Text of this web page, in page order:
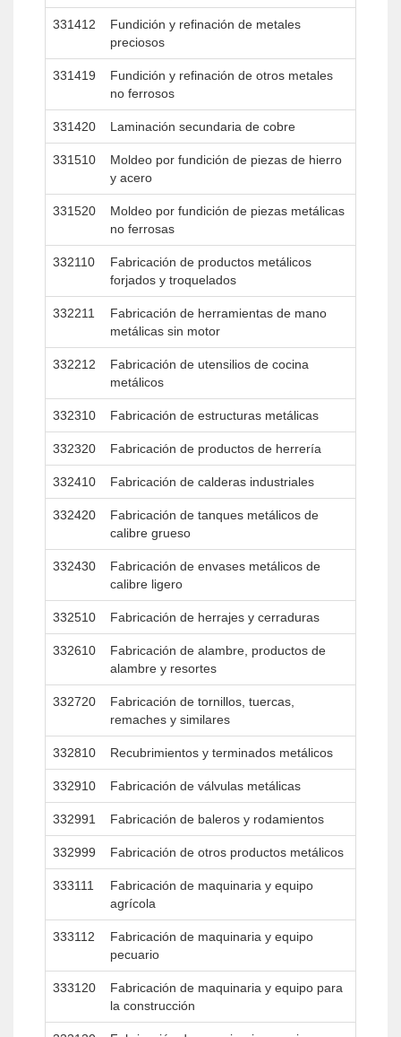
331412
Fundición y refinación de metales
preciosos
331419
Fundición y refinación de otros metales
no ferrosos
331420 Laminación secundaria de cobre
331510
Moldeo por fundición de piezas de hierro
y acero
331520
Moldeo por fundición de piezas metálicas
no ferrosas
332110
Fabricación de productos metálicos
forjados y troquelados
332211
Fabricación de herramientas de mano
metálicas sin motor
332212
Fabricación de utensilios de cocina
metálicos
332310 Fabricación de estructuras metálicas
332320 Fabricación de productos de herrería
332410 Fabricación de calderas industriales
332420
Fabricación de tanques metálicos de
calibre grueso
332430
Fabricación de envases metálicos de
calibre ligero
332510 Fabricación de herrajes y cerraduras
332610
Fabricación de alambre, productos de
alambre y resortes
332720
Fabricación de tornillos, tuercas,
remaches y similares
332810 Recubrimientos y terminados metálicos
332910 Fabricación de válvulas metálicas
332991 Fabricación de baleros y rodamientos
332999 Fabricación de otros productos metálicos
333111
Fabricación de maquinaria y equipo
agrícola
333112
Fabricación de maquinaria y equipo
pecuario
333120
Fabricación de maquinaria y equipo para
la construcción